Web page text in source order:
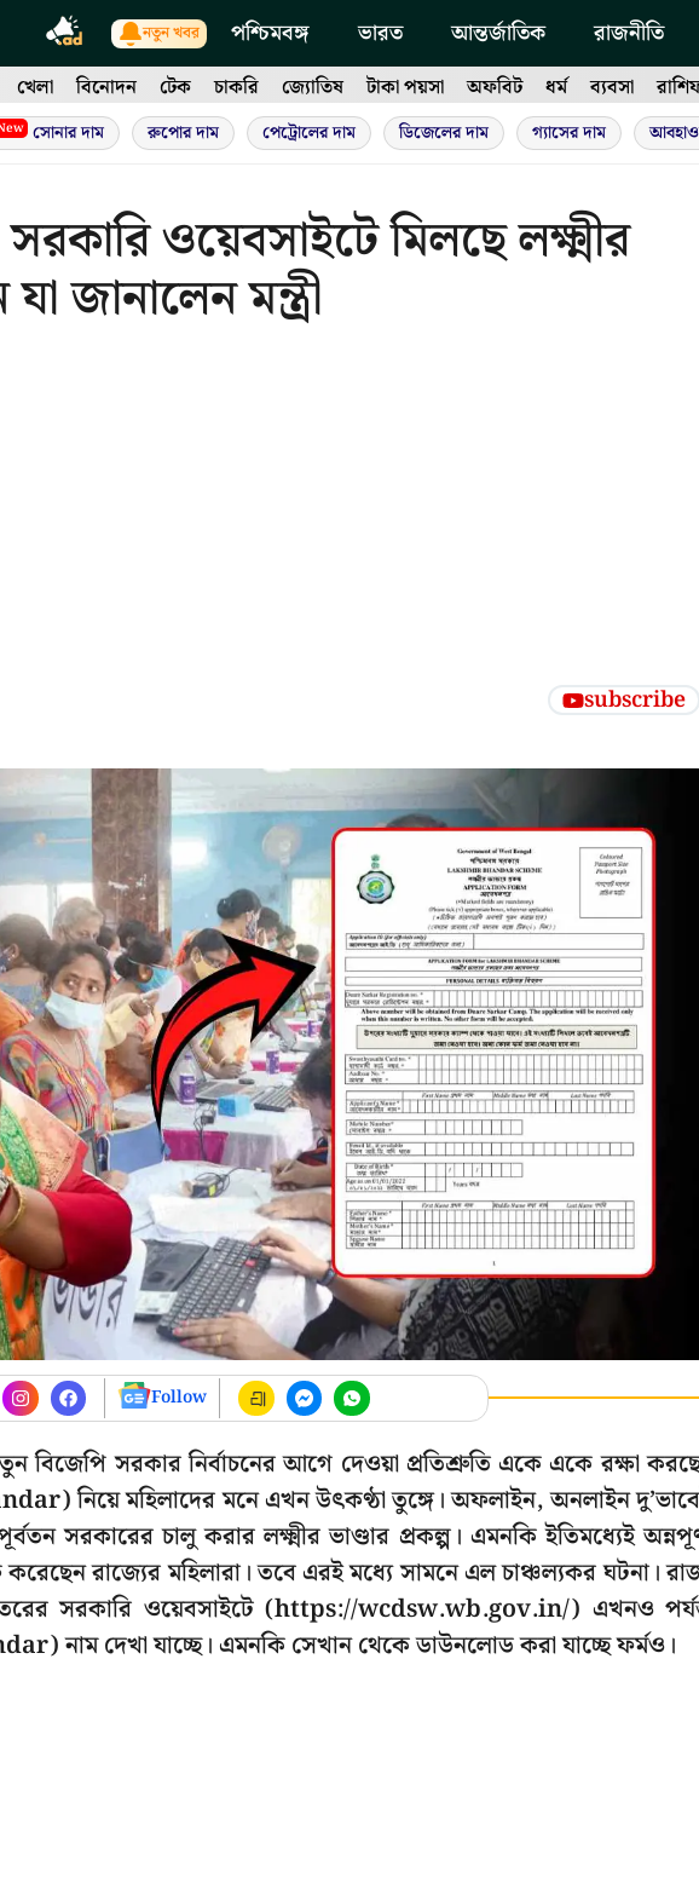
নতুন খবর পশ্চিমবঙ্গ ভারত আন্তর্জাতিক রাজনীতি
খেলা বিনোদন টেক চাকরি জ্যোতিষ টাকা পয়সা অফবিট ধর্ম ব্যবসা
সোনার দাম রুপোর দাম পেট্রোলের দাম ডিজেলের দাম গ্যাসের দাম
ওয়েবসাইটে মিলছে লক্ষ্মীর
জানালেন মন্ত্রী
subscribe
Follow
বিজেপি সরকার নির্বাচনের আগে দেওয়া প্রতিশ্রুতি একে একে রক্ষা
নিয়ে মহিলাদের মনে এখন উৎকণ্ঠা তুঙ্গে। অফলাইন, অনলাইন
সরকারের চালু করার লক্ষ্মীর ভাণ্ডার প্রকল্প। এমনকি ইতিমধ্যেই
রাজ্যের মহিলারা। তবে এরই মধ্যে সামনে এল চাঞ্চল্যকর ঘটনা।
সরকারি ওয়েবসাইটে (https://wcdsw.wb.gov.in/) এখনও
নাম দেখা যাচ্ছে। এমনকি সেখান থেকে ডাউনলোড করা যাচ্ছে ফর্মও।